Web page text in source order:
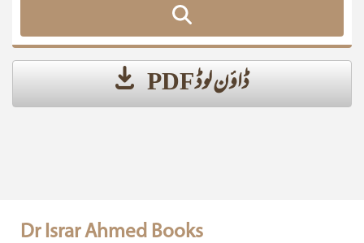
ڈاؤن لوڈ PDF
Dr Israr Ahmed Books